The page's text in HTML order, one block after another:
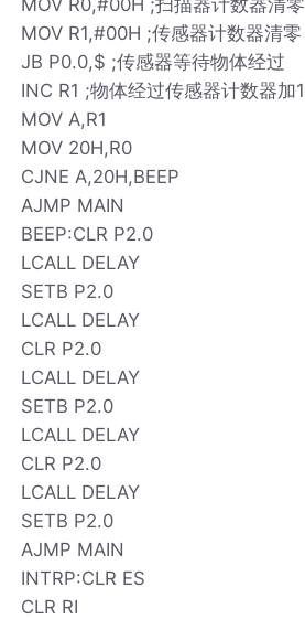
MOV R1,#00H ;传感器计数器清零
JB P0.0,$ ;传感器等待物体经过
INC R1 ;物体经过传感器计数器加1
MOV A,R1
MOV 20H,R0
CJNE A,20H,BEEP
AJMP MAIN
BEEP:CLR P2.0
LCALL DELAY
SETB P2.0
LCALL DELAY
CLR P2.0
LCALL DELAY
SETB P2.0
LCALL DELAY
CLR P2.0
LCALL DELAY
SETB P2.0
AJMP MAIN
INTRP:CLR ES
CLR RI